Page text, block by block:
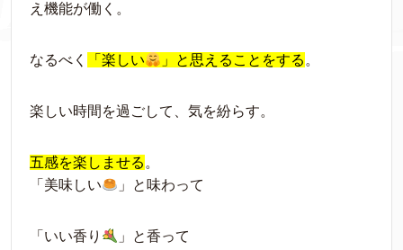
え機能が働く。
なるべく 「楽しい 」と思えることをする 。
楽しい時間を過ごして、気を紛らす。
五感を楽しませる 。
「美味しい
」と味わって
「いい香り
」と香って